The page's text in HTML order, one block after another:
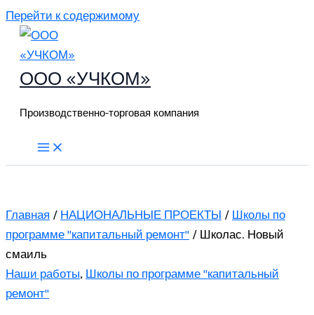
Перейти к содержимому
ООО «УЧКОМ»
Производственно-торговая компания
Главная / НАЦИОНАЛЬНЫЕ ПРОЕКТЫ / Школы по
программе "капитальный ремонт" / Школас. Новый
смаиль
Наши работы, Школы по программе "капитальный
ремонт"